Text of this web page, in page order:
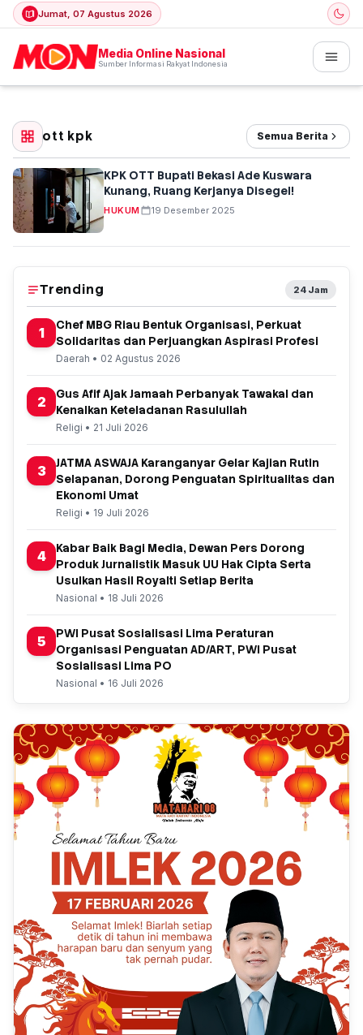
Jumat, 07 Agustus 2026
Media Online Nasional
Sumber Informasi Rakyat Indonesia
ott kpk Semua Berita
KPK OTT Bupati Bekasi Ade Kuswara
Kunang, Ruang Kerjanya Disegel!
HUKUM 19 Desember 2025
Trending 24 Jam
1
Chef MBG Riau Bentuk Organisasi, Perkuat
Solidaritas dan Perjuangkan Aspirasi Profesi
Daerah • 02 Agustus 2026
2
Gus Afif Ajak Jamaah Perbanyak Tawakal dan
Kenalkan Keteladanan Rasulullah
Religi • 21 Juli 2026
3
JATMA ASWAJA Karanganyar Gelar Kajian Rutin
Selapanan, Dorong Penguatan Spiritualitas dan
Ekonomi Umat
Religi • 19 Juli 2026
4
Kabar Baik Bagi Media, Dewan Pers Dorong
Produk Jurnalistik Masuk UU Hak Cipta Serta
Usulkan Hasil Royalti Setiap Berita
Nasional • 18 Juli 2026
5
PWI Pusat Sosialisasi Lima Peraturan
Organisasi Penguatan AD/ART, PWI Pusat
Sosialisasi Lima PO
Nasional • 16 Juli 2026